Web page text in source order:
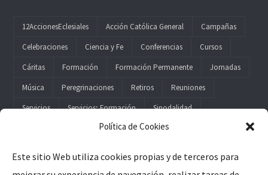
Política de Cookies
Este sitio Web utiliza cookies propias y de terceros para
12AccionesEclesiales Acción Católica General
Campañas
Celebraciones
Ciencia y Fe Conferencias
Cursos
Cáritas
Formación Formación Permanente
Jornadas
Música
Peregrinaciones Retiros
Reuniones
Servicios
Servicios; Formación Sinodalidad